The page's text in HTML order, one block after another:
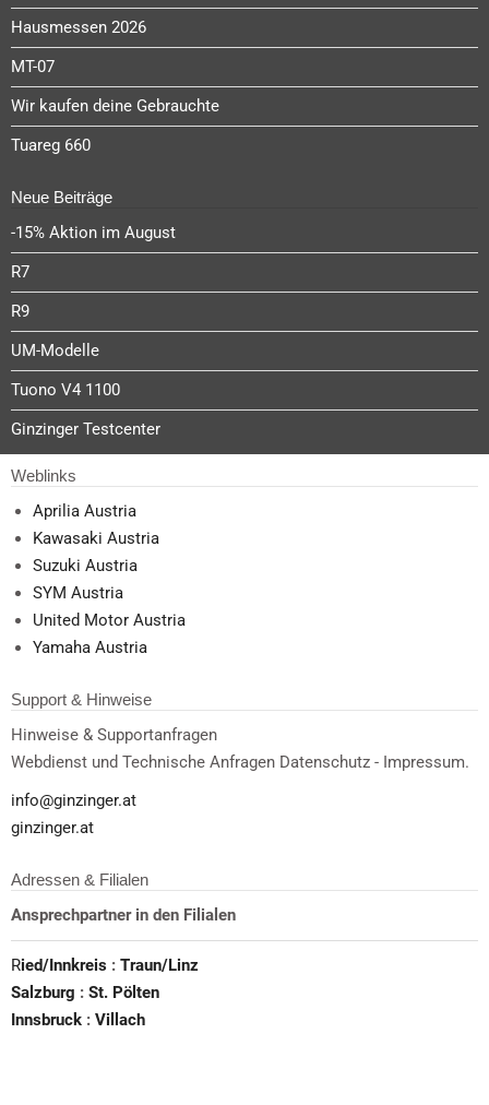
Hausmessen 2026
MT-07
Wir kaufen deine Gebrauchte
Tuareg 660
Neue Beiträge
-15% Aktion im August
R7
R9
UM-Modelle
Tuono V4 1100
Ginzinger Testcenter
Weblinks
Aprilia Austria
Kawasaki Austria
Suzuki Austria
SYM Austria
United Motor Austria
Yamaha Austria
Support & Hinweise
Hinweise & Supportanfragen
Webdienst und Technische Anfragen Datenschutz - Impressum.
info@ginzinger.at
ginzinger.at
Adressen & Filialen
Ansprechpartner in den Filialen
Ried/Innkreis : Traun/Linz
Salzburg : St. Pölten
Innsbruck : Villach